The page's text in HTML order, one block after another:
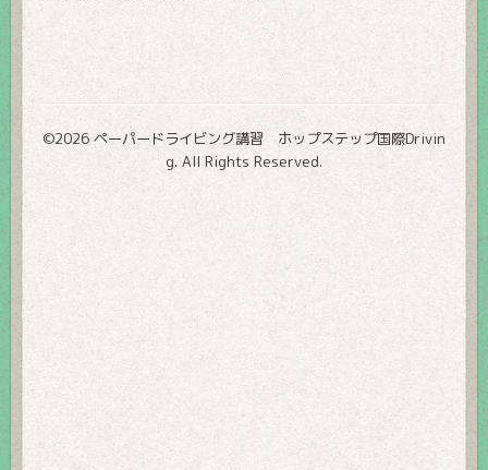
©2026 ペーパードライビング講習 ホップステップ国際Drivin
g. All Rights Reserved.